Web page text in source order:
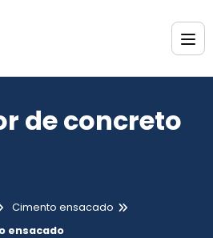
de concreto
Cimento ensacado
ensacado